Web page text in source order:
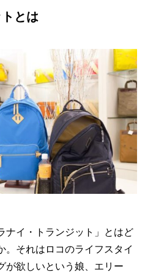
とは
ナイ・トランジット」とはど
。それはロコのライフスタイ
が欲しいという娘、エリー